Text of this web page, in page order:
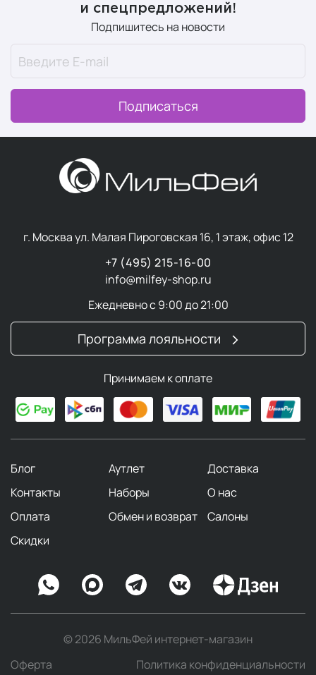
и спецпредложений!
Подпишитесь на новости
Подписаться
г. Москва ул. Малая Пироговская 16, 1 этаж, офис 12
+7 (495) 215-16-00
info@milfey-shop.ru
Ежедневно с 9:00 до 21:00
Программа лояльности
Принимаем к оплате
Блог Аутлет
Доставка
Контакты
Наборы
О нас
Оплата
Обмен и возврат
Салоны
Скидки
© 2026 МильФей интернет-магазин
Оферта
Политика конфиденциальности